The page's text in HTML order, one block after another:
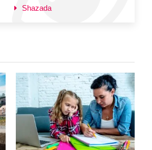
Shazada